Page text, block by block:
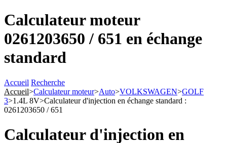
Calculateur moteur
0261203650 / 651 en échange
standard
Accueil Recherche
Accueil>Calculateur moteur>Auto>VOLKSWAGEN>GOLF
3>1.4L 8V>Calculateur d'injection en échange standard :
0261203650 / 651
Calculateur d'injection en